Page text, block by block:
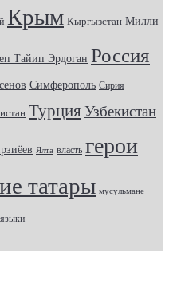
Крым Кыргызстан Милли
Тайип Эрдоган Россия
Симферополь Сирия
Турция Узбекистан
Ялта власть герои
татары мусульмане
языки